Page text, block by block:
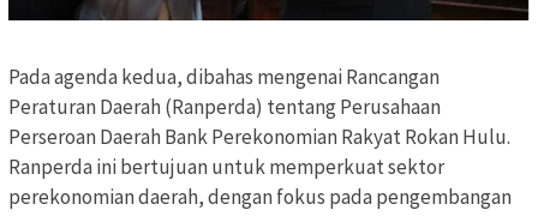
Pada agenda kedua, dibahas mengenai Rancangan
Peraturan Daerah (Ranperda) tentang Perusahaan
Perseroan Daerah Bank Perekonomian Rakyat Rokan Hulu.
Ranperda ini bertujuan untuk memperkuat sektor
perekonomian daerah, dengan fokus pada pengembangan